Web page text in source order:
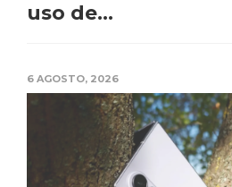
uso de...
6 AGOSTO, 2026